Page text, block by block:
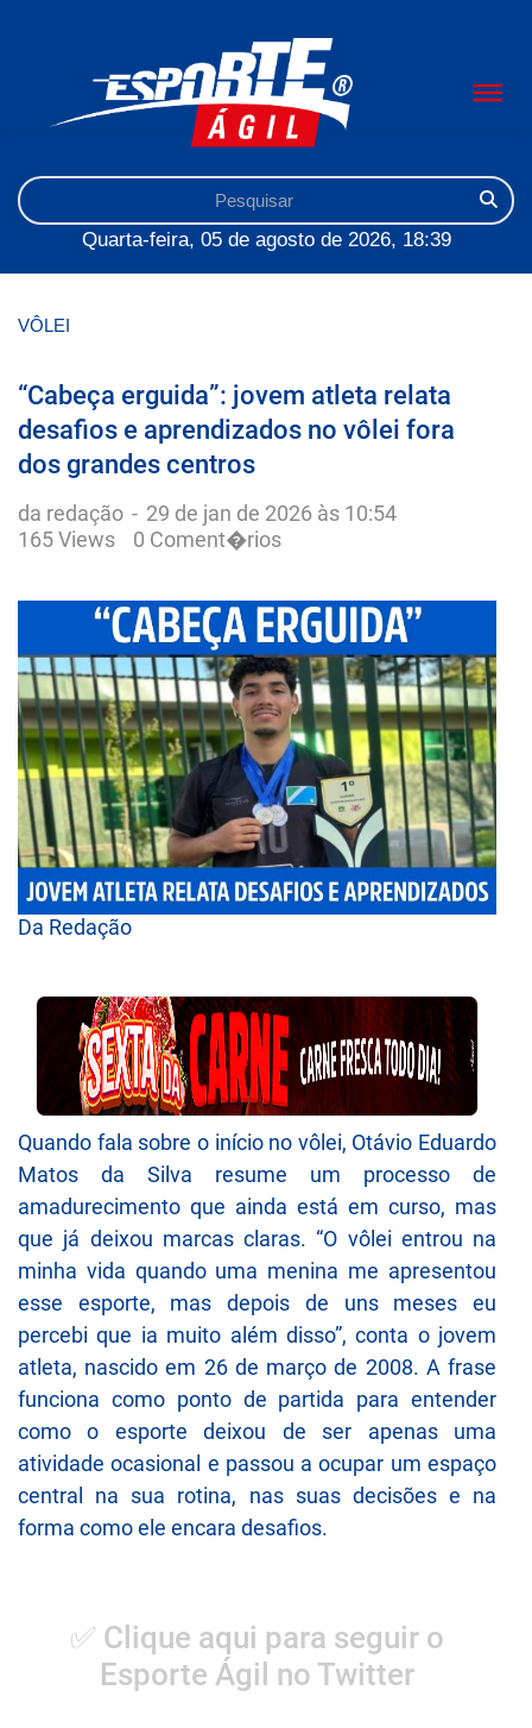
Quarta-feira, 05 de agosto de 2026, 18:39
VÔLEI
“Cabeça erguida”: jovem atleta relata
desafios e aprendizados no vôlei fora
dos grandes centros
da redação - 29 de jan de 2026 às 10:54
165 Views
0 Coment�rios
Da Redação
Quando fala sobre o início no vôlei, Otávio Eduardo
Matos da Silva resume um processo de
amadurecimento que ainda está em curso, mas
que já deixou marcas claras. “O vôlei entrou na
minha vida quando uma menina me apresentou
esse esporte, mas depois de uns meses eu
percebi que ia muito além disso”, conta o jovem
atleta, nascido em 26 de março de 2008. A frase
funciona como ponto de partida para entender
como o esporte deixou de ser apenas uma
atividade ocasional e passou a ocupar um espaço
central na sua rotina, nas suas decisões e na
forma como ele encara desafios.
✅ Clique aqui para seguir o
Esporte Ágil no Twitter